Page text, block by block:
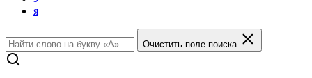
я
Очистить поле поиска